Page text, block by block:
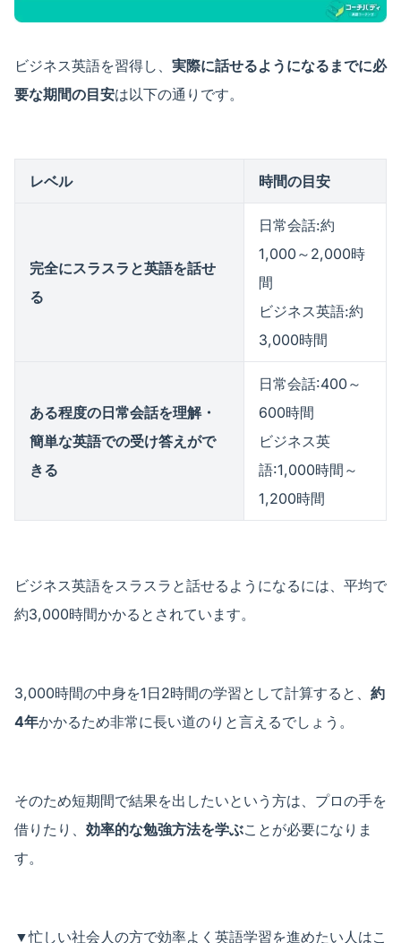
ビジネス英語を習得し、 実際に話せるようになるまでに必
要な期間の目安は以下の通りです。
レベル 時間の目安
完全にスラスラと英語を話せ
る
日常会話:約
1,000～2,000時
間
ビジネス英語:約
3,000時間
ある程度の日常会話を理解・
簡単な英語での受け答えがで
きる
日常会話:400～
600時間
ビジネス英
語:1,000時間～
1,200時間
ビジネス英語をスラスラと話せるようになるには、平均で
約3,000時間かかるとされています。
3,000時間の中身を1日2時間の学習として計算すると、 約
4年かかるため非常に長い道のりと言えるでしょう。
そのため短期間で結果を出したいという方は、プロの手を
借りたり、 効率的な勉強方法を学ぶことが必要になりま
す。
▼忙しい社会人の方で効率よく英語学習を進めたい人はこ